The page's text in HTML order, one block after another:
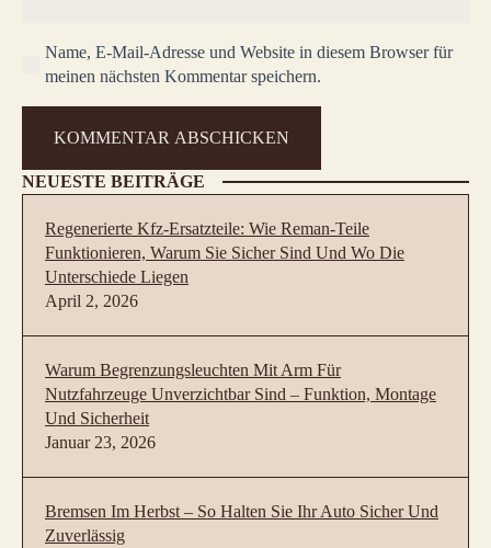
Name, E-Mail-Adresse und Website in diesem Browser für
meinen nächsten Kommentar speichern.
NEUESTE BEITRÄGE
Regenerierte Kfz-Ersatzteile: Wie Reman-Teile
Funktionieren, Warum Sie Sicher Sind Und Wo Die
Unterschiede Liegen
April 2, 2026
Warum Begrenzungsleuchten Mit Arm Für
Nutzfahrzeuge Unverzichtbar Sind – Funktion, Montage
Und Sicherheit
Januar 23, 2026
Bremsen Im Herbst – So Halten Sie Ihr Auto Sicher Und
Zuverlässig